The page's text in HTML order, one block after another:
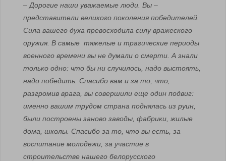
– Дорогие наши уважаемые люди. Вы –
представители великого поколения победителей.
Сила вашего духа превосходила силу вражеского
оружия. В самые тяжелые и трагические периоды
военного времени вы не думали о смерти. А знали
только одно: что бы ни случилось, надо выстоять,
надо победить. Спасибо вам и за то, что,
разгромив врага, вы совершили еще один подвиг:
именно вашим трудом страна поднялась из руин,
были построены заново заводы, фабрики, жилые
дома, школы. Спасибо за то, что вы есть, за
воспитание молодежи, за участие в
строительстве нашего белорусского